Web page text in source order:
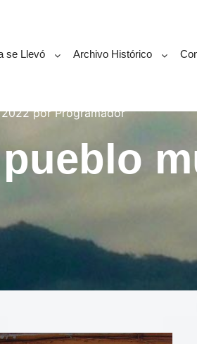
se Llevó Archivo Histórico
porProgramador